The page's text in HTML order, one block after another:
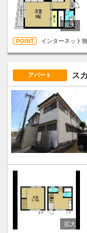
インターネット
アパート ス